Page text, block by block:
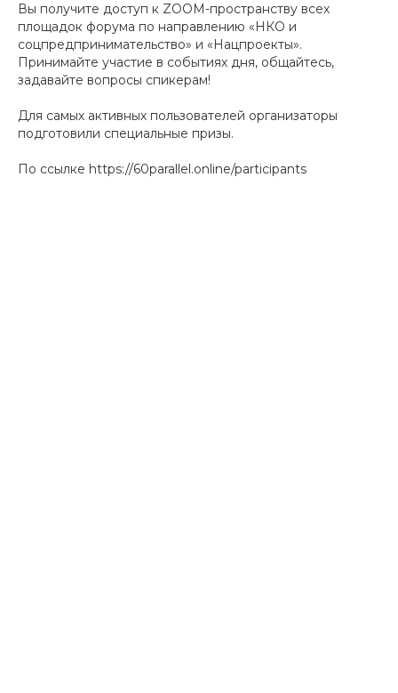
Вы получите доступ к ZOOM-пространству всех
площадок форума по направлению «НКО и
соцпредпринимательство» и «Нацпроекты».
Принимайте участие в событиях дня, общайтесь,
задавайте вопросы спикерам!
Для самых активных пользователей организаторы
подготовили специальные призы.
По ссылке https://60parallel.online/participants